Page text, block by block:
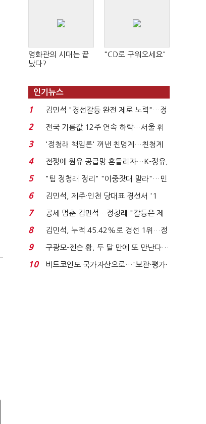
영화관의 시대는 끝
났다?
"CD로 구워오세요"
인기뉴스
1
김민석 "경선갈등 완전 제로 노력"…정
청래 "반명 공세 사...
2
전국 기름값 12주 연속 하락…서울 휘
발윳값 1909원...
3
'정청래 책임론' 꺼낸 친명계…친청계
는 추가투표 때리기...
4
전쟁에 원유 공급망 흔들리자…K-정유,
에너지안보 핵심...
5
"팀 정청래 정리" "이중잣대 말라"…민
주 최고위원 계파 다...
6
김민석, 제주·인천 당대표 경선서 '1
위'(1보)...
7
공세 멈춘 김민석…정청래 "갈등은 제
가 수습"
8
김민석, 누적 45.42%로 경선 1위…정
청래와 격차 0.86%p(...
9
구광모-젠슨 황, 두 달 만에 또 만난다…
로봇·AI 등 논...
10
비트코인도 국가자산으로…'보관·평가·